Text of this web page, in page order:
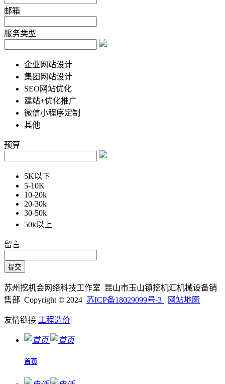
邮箱
服务类型
企业网站设计
集团网站设计
SEO网站优化
建站+优化推广
微信小程序定制
其他
预算
5K以下
5-10K
10-20k
20-30k
30-50k
50k以上
留言
苏州挖机会网络科技工作室 昆山市玉山镇挖机汇机械设备销
售部 Copyright © 2024 苏ICP备18029099号-3 网站地图
友情链接 工程造价|
首页